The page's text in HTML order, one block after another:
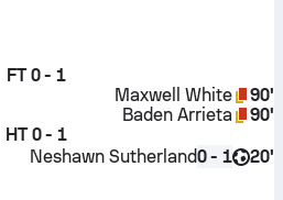
FT 0 - 1
90'
Maxwell White
90'
Baden Arrieta
HT 0 - 1
20'
0 - 1
Neshawn Sutherland